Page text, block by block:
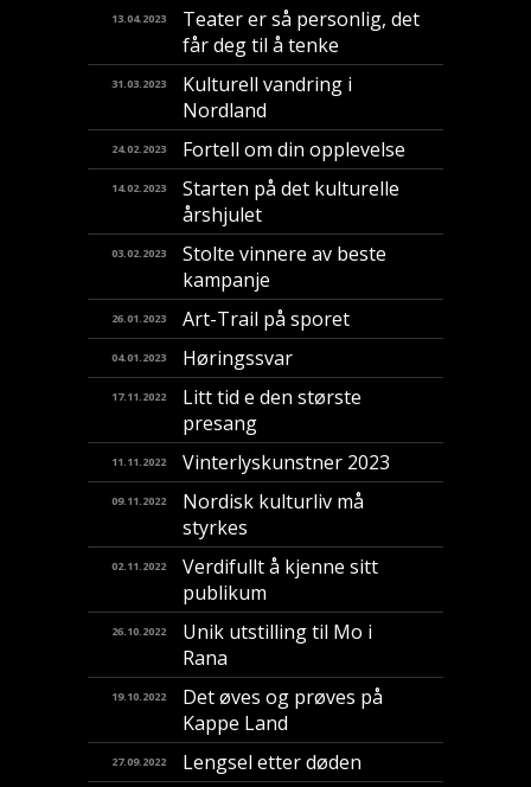
13.04.2023
Teater er så personlig, det
får deg til å tenke
31.03.2023
Kulturell vandring i
Nordland
24.02.2023 Fortell om din opplevelse
14.02.2023
Starten på det kulturelle
årshjulet
03.02.2023
Stolte vinnere av beste
kampanje
26.01.2023 Art-Trail på sporet
04.01.2023 Høringssvar
17.11.2022
Litt tid e den største
presang
11.11.2022 Vinterlyskunstner 2023
09.11.2022
Nordisk kulturliv må
styrkes
02.11.2022
Verdifullt å kjenne sitt
publikum
26.10.2022
Unik utstilling til Mo i
Rana
19.10.2022
Det øves og prøves på
Kappe Land
27.09.2022 Lengsel etter døden